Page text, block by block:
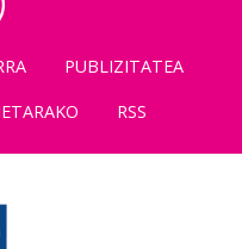
PUBLIZITATEA
RSS